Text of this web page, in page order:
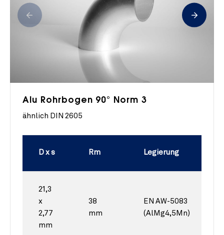
Alu Rohrbogen 90° Norm 3
ähnlich DIN 2605
D x s Rm Legierung
21,3
x
2,77
mm
38
mm
EN AW-5083
(AlMg4,5Mn)